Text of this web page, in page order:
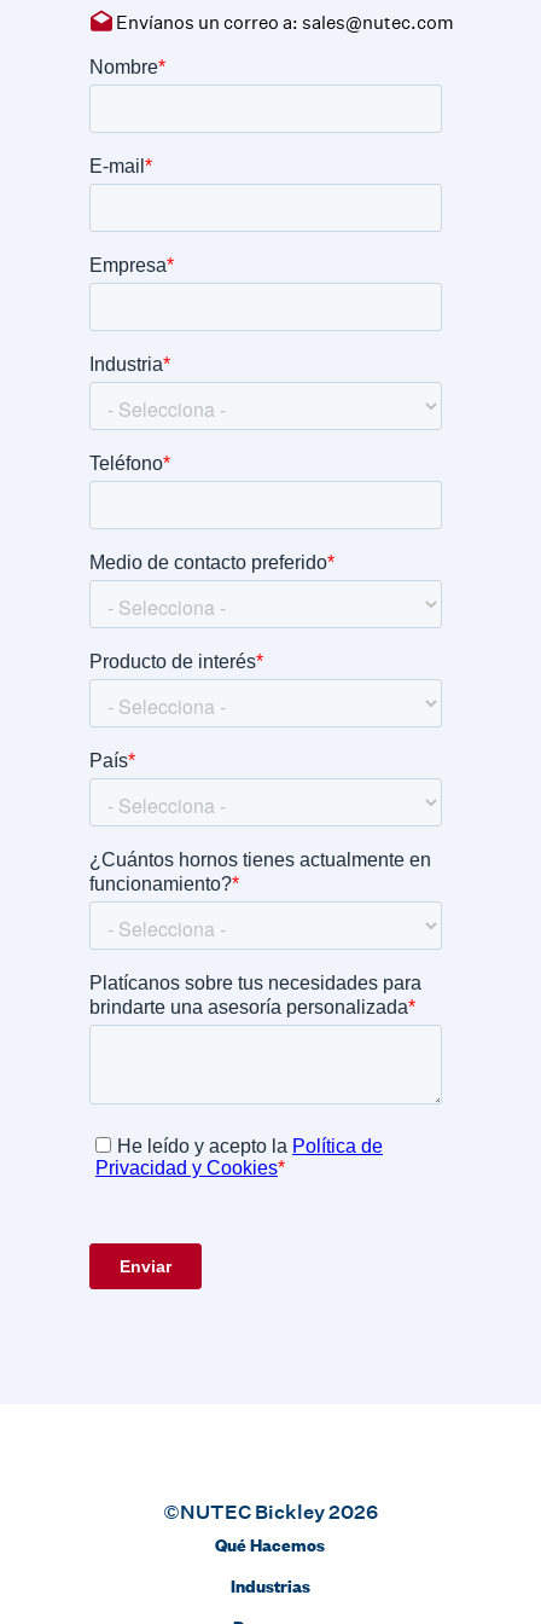
Envíanos un correo a: sales@nutec.com
©NUTEC Bickley 2026
Qué Hacemos
Industrias